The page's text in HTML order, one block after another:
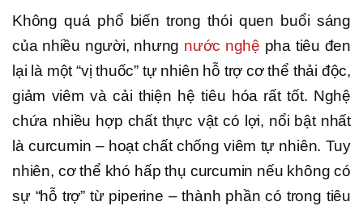
Không quá phổ biến trong thói quen buổi sáng
của nhiều người, nhưng nước nghệ pha tiêu đen
lại là một “vị thuốc” tự nhiên hỗ trợ cơ thể thải độc,
giảm viêm và cải thiện hệ tiêu hóa rất tốt. Nghệ
chứa nhiều hợp chất thực vật có lợi, nổi bật nhất
là curcumin – hoạt chất chống viêm tự nhiên. Tuy
nhiên, cơ thể khó hấp thụ curcumin nếu không có
sự “hỗ trợ” từ piperine – thành phần có trong tiêu